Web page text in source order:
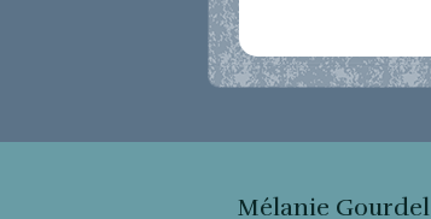
Mélanie Gourdel